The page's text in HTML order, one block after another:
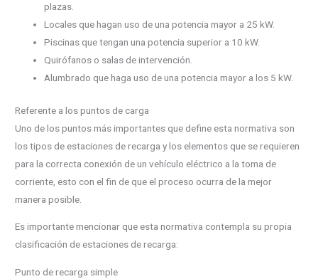
plazas.
Locales que hagan uso de una potencia mayor a 25 kW.
Piscinas que tengan una potencia superior a 10 kW.
Quirófanos o salas de intervención.
Alumbrado que haga uso de una potencia mayor a los 5 kW.
Referente a los puntos de carga
Uno de los puntos más importantes que define esta normativa son
los tipos de estaciones de recarga y los elementos que se requieren
para la correcta conexión de un vehículo eléctrico a la toma de
corriente, esto con el fin de que el proceso ocurra de la mejor
manera posible.
Es importante mencionar que esta normativa contempla su propia
clasificación de estaciones de recarga:
Punto de recarga simple